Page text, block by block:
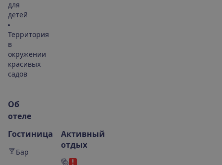
для
детей
Территория
в
окружении
красивых
садов
Об
отеле
Гостиница
Бар
Активный
отдых